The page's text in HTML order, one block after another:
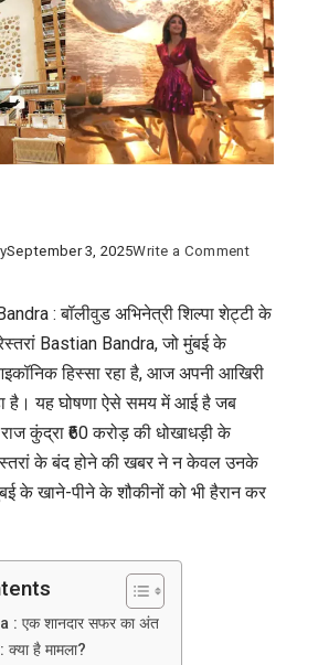
September 3, 2025Write a Commenton
Bandra
बंद
शेट्टी
और
: बॉलीवुड अभिनेत्री शिल्पा शेट्टी के
रेस्तरां Bastian Bandra, जो मुंबई के
हिस्सा रहा है, आज अपनी आखिरी
है। यह घोषणा ऐसे समय में आई है जब
कुंद्रा ₹60 करोड़ की धोखाधड़ी के
के बंद होने की खबर ने न केवल उनके
के खाने-पीने के शौकीनों को भी हैरान कर
: एक शानदार सफर का अंत
क्या है मामला?